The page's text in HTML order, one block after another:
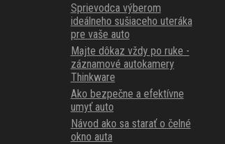
Sprievodca výberom
ideálneho sušiaceho uteráka
pre vaše auto
Majte dôkaz vždy po ruke -
záznamové autokamery
Thinkware
Ako bezpečne a efektívne
umyť auto
Návod ako sa starať o čelné
okno auta